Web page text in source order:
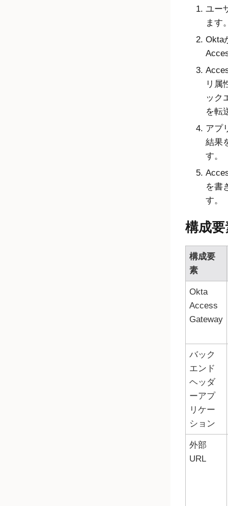
ユー
ます
Okta
リ属
ック
を転
アプ
結果
す。
を書
す。
構成
構成要
素
Okta
Access
Gateway
バック
エンド
ヘッダ
ーアプ
リケー
ション
外部
URL